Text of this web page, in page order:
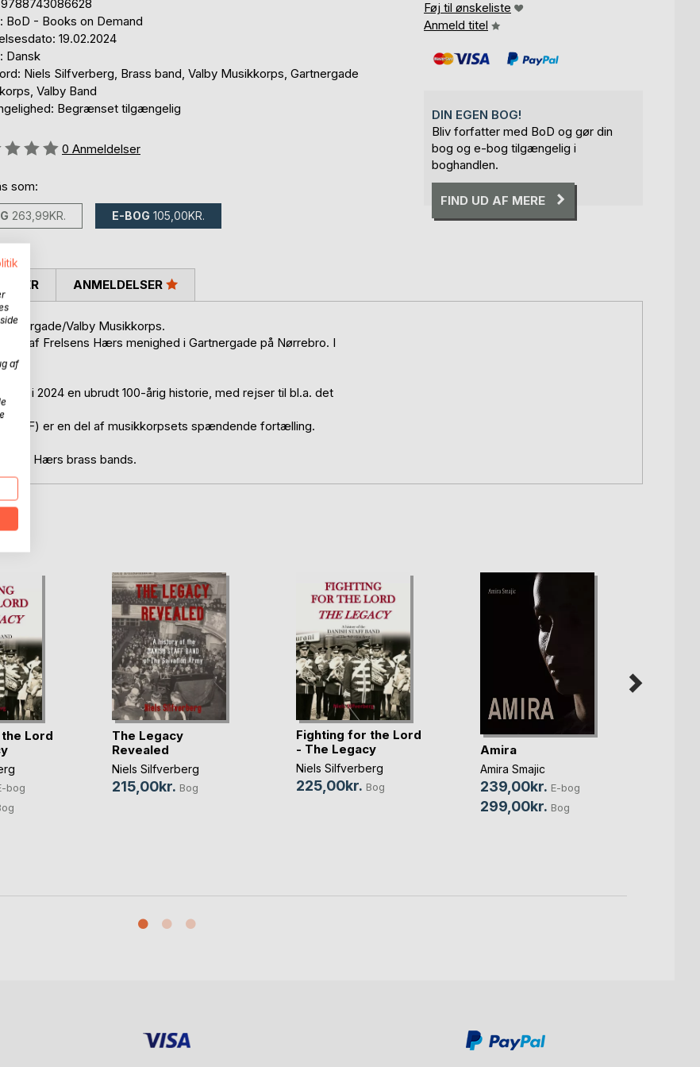
BoD - Books on Demand
19.02.2024
Dansk
Niels Silfverberg, Brass band, Valby Musikkorps, Gartnergade
Valby Band
Begrænset tilgængelig
0 Anmeldelser
som:
263,99KR. E-BOG 105,00KR.
Føj til ønskeliste
Anmeld titel
DIN EGEN BOG!
Bliv forfatter med BoD og gør din
bog og e-bog tilgængelig i
boghandlen.
FIND UD AF MERE
Valby Musikkorps.
del af Frelsens Hærs menighed i Gartnergade på Nørrebro. I
i 2024 en ubrudt 100-årig historie, med rejser til bl.a. det
(OF) er en del af musikkorpsets spændende fortælling.
Hærs brass bands.
ANMELDELSER
Lord
bog
The Legacy
Revealed
Niels Silfverberg
215,00kr. Bog
Fighting for the Lord
- The Legacy
Niels Silfverberg
225,00kr. Bog
Amira
Amira Smajic
239,00kr. E-bog
299,00kr. Bog
af